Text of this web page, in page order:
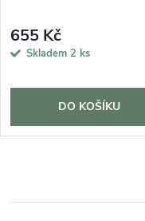
655 Kč
Skladem 2 ks
DO KOŠÍKU